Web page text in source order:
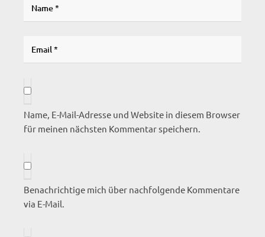
Name, E-Mail-Adresse und Website in diesem Browser
für meinen nächsten Kommentar speichern.
Benachrichtige mich über nachfolgende Kommentare
via E-Mail.